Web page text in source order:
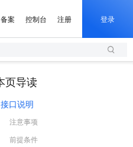
备案 控制台 注册 登录
页导读
接口说明
注意事项
前提条件
服务器
管理服务（原SSL证书）
HTTPS，呈现可信的WEB访问
成原生可编辑精美 PPT 文稿
话想法, 轻松生成专业的 PPT
幻兽帕鲁游戏服务器
专属联机服务器，轻松开启游戏
先锋
拓展 AI 生产力的边界
时刻
是所愿
阿里云 OPC 创新助力计划
Token 补贴，五大权
益加速 OPC 成功
合作计划
服务伙伴赋能合作
分合作计划
区